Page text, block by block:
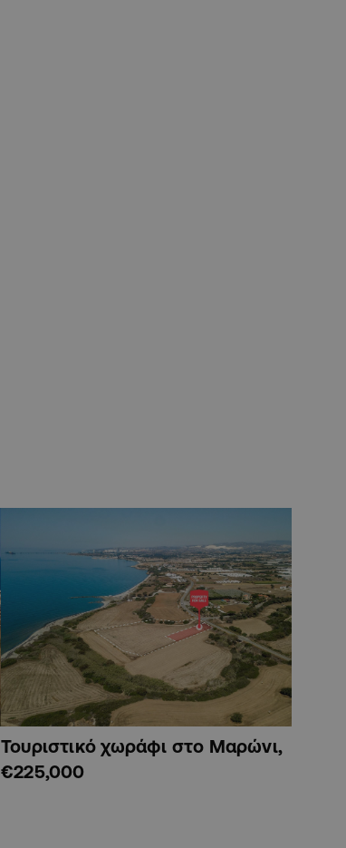
Τουριστικό χωράφι στο Μαρώνι,
€225,000